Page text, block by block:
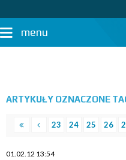
menu
ARTYKUŁY OZNACZONE
23 24 25 26
01.02.12 13:54